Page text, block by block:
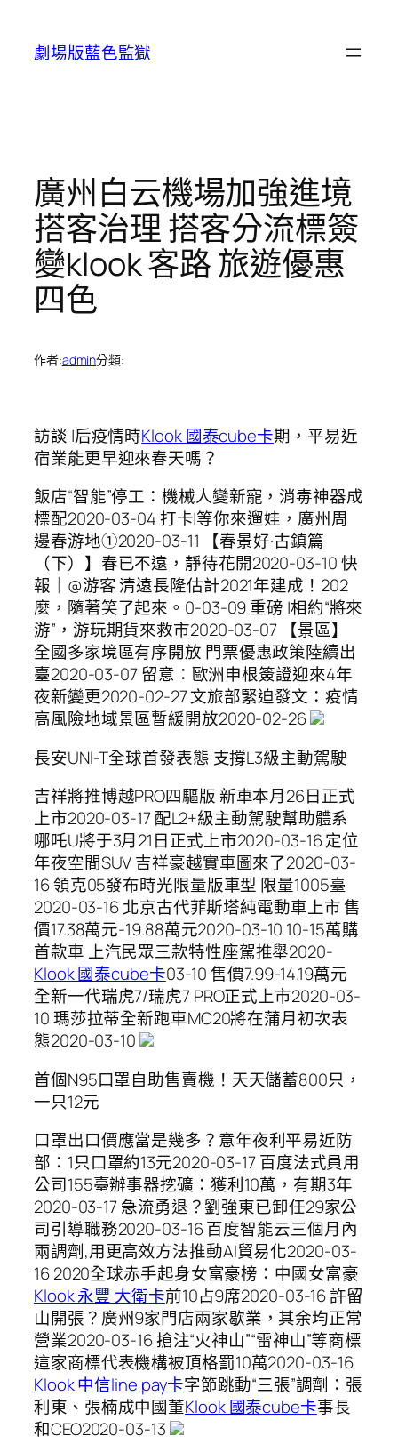
劇場版藍色監獄
廣州白云機場加強進境
搭客治理 搭客分流標簽
變klook 客路 旅遊優惠
四色
作者:admin分類:
訪談 |后疫情時Klook 國泰cube卡期，平易近
宿業能更早迎來春天嗎？
飯店“智能”停工：機械人變新寵，消毒神器成
標配2020-03-04 打卡|等你來遛娃，廣州周
邊春游地①2020-03-11 【春景好·古鎮篇
（下）】春已不遠，靜待花開2020-03-10 快
報｜@游客 清遠長隆估計2021年建成！202
麼，隨著笑了起來。0-03-09 重磅 |相約“將來
游”，游玩期貨來救市2020-03-07 【景區】
全國多家境區有序開放 門票優惠政策陸續出
臺2020-03-07 留意：歐洲申根簽證迎來4年
夜新變更2020-02-27 文旅部緊迫發文：疫情
高風險地域景區暫緩開放2020-02-26
​長安UNI-T全球首發表態 支撐L3級主動駕駛
吉祥將推博越PRO四驅版 新車本月26日正式
上市2020-03-17 ​配L2+級主動駕駛幫助體系
哪吒U將于3月21日正式上市2020-03-16 定位
年夜空間SUV 吉祥豪越實車圖來了2020-03-
16 領克05發布時光限量版車型 限量1005臺
2020-03-16 北京古代菲斯塔純電動車上市 售
價17.38萬元-19.88萬元2020-03-10 ​10-15萬購
首款車 上汽民眾三款特性座駕推舉2020-
Klook 國泰cube卡03-10 ​售價7.99-14.19萬元
全新一代瑞虎7/瑞虎7 PRO正式上市2020-03-
10 瑪莎拉蒂全新跑車MC20將在蒲月初次表
態2020-03-10
首個N95口罩自助售賣機！天天儲蓄800只，
一只12元
口罩出口價應當是幾多？意年夜利平易近防
部：1只口罩約13元2020-03-17 百度法式員用
公司155臺辦事器挖礦：獲利10萬，有期3年
2020-03-17 急流勇退？劉強東已卸任29家公
司引導職務2020-03-16 百度智能云三個月內
兩調劑,用更高效方法推動AI貿易化2020-03-
16 2020全球赤手起身女富豪榜：中國女富豪
Klook 永豐 大衛卡前10占9席2020-03-16 許留
山開張？廣州9家門店兩家歇業，其余均正常
營業2020-03-16 搶注“火神山”“雷神山”等商標
這家商標代表機構被頂格罰10萬2020-03-16
Klook 中信line pay卡字節跳動“三張”調劑：張
利東、張楠成中國董Klook 國泰cube卡事長
和CEO2020-03-13